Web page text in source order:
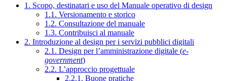
1. Scopo, destinatari e uso del Manuale operativo di design
1.1. Versionamento e storico
1.2. Consultazione del manuale
1.3. Contribuisci al manuale
2. Introduzione al design per i servizi pubblici digitali
2.1. Design per l’amministrazione digitale (e-
government)
2.2. L’approccio progettuale
2.2.1. Buone pratiche